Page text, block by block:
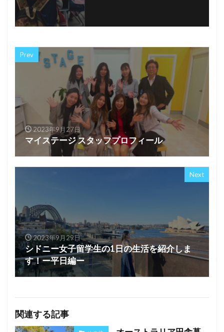
Prev
2023年9月27日
マイステージ スタッフプロフィール
Next
2023年9月29日
シドニー女子留学生の1日の生活を紹介しま
す！ー平日編ー
関連する記事